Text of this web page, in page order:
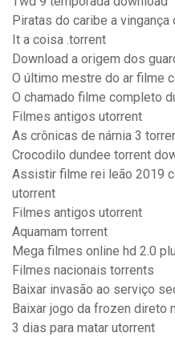
Piratas do caribe a
It a coisa .torrent
Download a origem dos
O último mestre do ar filme
O chamado filme completo
Filmes antigos utorrent
As crônicas de nárnia 3
Crocodilo dundee torrent
Assistir filme rei leão 2019
utorrent
Filmes antigos utorrent
Aquamam torrent
Mega filmes online hd 2.0
Filmes nacionais torrents
Baixar invasão ao serviço
Baixar jogo da frozen direto
3 dias para matar utorrent